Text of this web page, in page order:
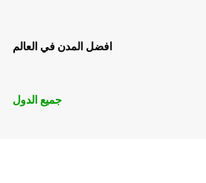
افضل المدن في العالم
جميع الدول